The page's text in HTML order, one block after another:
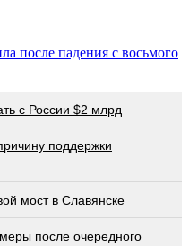
после падения с восьмого
c России $2 млрд
поддержки
мост в Славянске
после очередного